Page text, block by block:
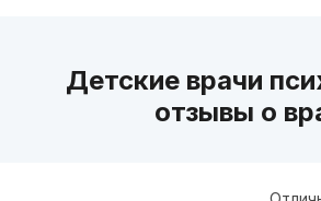
Детские врачи
отзывы о